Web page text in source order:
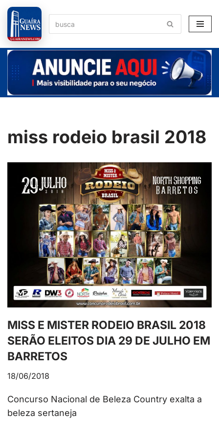
Pular
para
o
conteúdo
miss rodeio brasil 2018
MISS E MISTER RODEIO BRASIL 2018
SERÃO ELEITOS DIA 29 DE JULHO EM
BARRETOS
18/06/2018
Concurso Nacional de Beleza Country exalta a
beleza sertaneja